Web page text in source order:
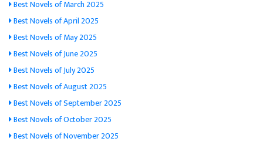
Best Novels of March 2025
Best Novels of April 2025
Best Novels of May 2025
Best Novels of June 2025
Best Novels of July 2025
Best Novels of August 2025
Best Novels of September 2025
Best Novels of October 2025
Best Novels of November 2025